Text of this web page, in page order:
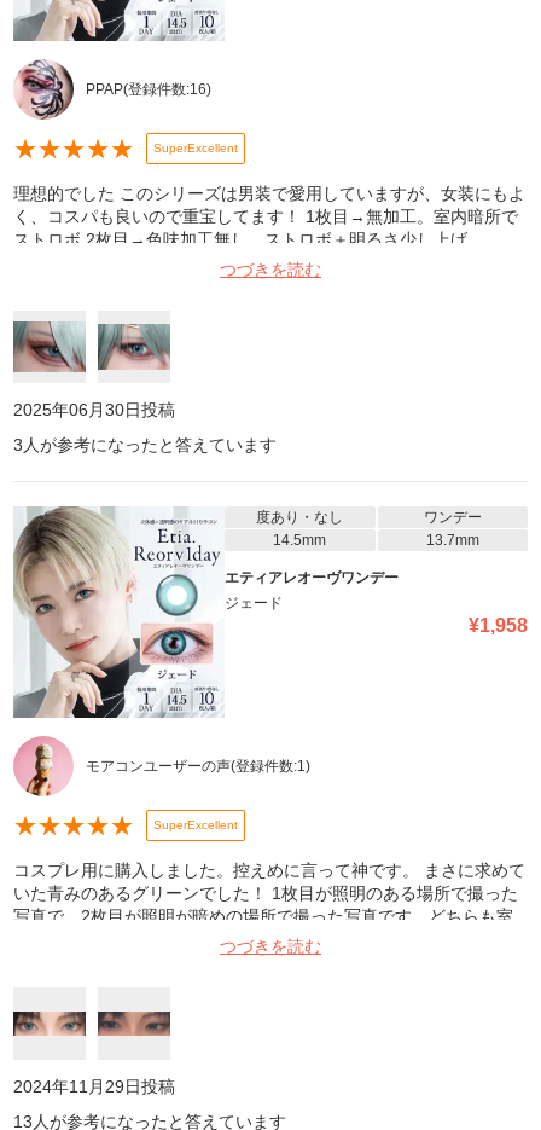
PPAP(登録件数:16)
★★★★★ SuperExcellent
理想的でした このシリーズは男装で愛用していますが、女装にもよ
く、コスパも良いので重宝してます！ 1枚目→無加工。室内暗所で
ストロボ 2枚目→色味加工無し、ストロボ＋明るさ少し上げ
つづきを読む
2025年06月30日投稿
3 人が参考になったと答えています
度あり・なし
ワンデー
14.5mm
13.7mm
エティアレオーヴワンデー
ジェード
¥1,958
モアコンユーザーの声(登録件数:1)
★★★★★ SuperExcellent
コスプレ用に購入しました。控えめに言って神です。 まさに求めて
いた青みのあるグリーンでした！ 1枚目が照明のある場所で撮った
写真で、2枚目が照明が暗めの場所で撮った写真です。どちらも室
つづきを読む
2024年11月29日投稿
13 人が参考になったと答えています